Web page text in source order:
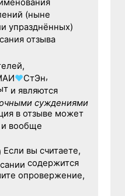
(ныне
упразднённых)
отзыва
♥СтЭн,
и являются
суждениями
в отзыве может
вообще
Если вы считаете,
содержится
опровержение,